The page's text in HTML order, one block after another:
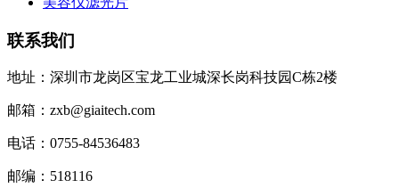
联系我们
地址：深圳市龙岗区宝龙工业城深长岗科技园C栋2楼
邮箱：zxb@giaitech.com
电话：0755-84536483
邮编：518116